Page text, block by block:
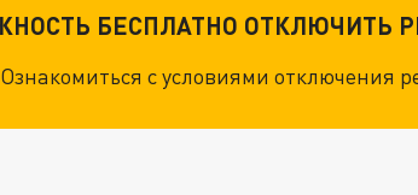
БЕСПЛАТНО ОТКЛЮЧИТЬ
Ознакомиться с условиями отключения